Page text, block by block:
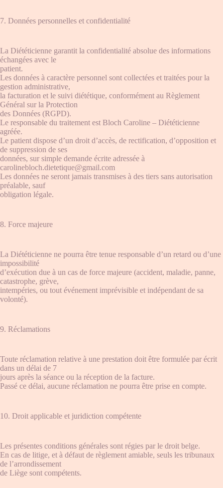
7. Données personnelles et confidentialité
La Diététicienne garantit la confidentialité absolue des informations
échangées avec le
patient.
Les données à caractère personnel sont collectées et traitées pour la
gestion administrative,
la facturation et le suivi diététique, conformément au Règlement
Général sur la Protection
des Données (RGPD).
Le responsable du traitement est Bloch Caroline – Diététicienne
agréée.
Le patient dispose d’un droit d’accès, de rectification, d’opposition et
de suppression de ses
données, sur simple demande écrite adressée à
carolinebloch.dietetique@gmail.com
Les données ne seront jamais transmises à des tiers sans autorisation
préalable, sauf
obligation légale.
8. Force majeure
La Diététicienne ne pourra être tenue responsable d’un retard ou d’une
impossibilité
d’exécution due à un cas de force majeure (accident, maladie, panne,
catastrophe, grève,
intempéries, ou tout événement imprévisible et indépendant de sa
volonté).
9. Réclamations
Toute réclamation relative à une prestation doit être formulée par écrit
dans un délai de 7
jours après la séance ou la réception de la facture.
Passé ce délai, aucune réclamation ne pourra être prise en compte.
10. Droit applicable et juridiction compétente
Les présentes conditions générales sont régies par le droit belge.
En cas de litige, et à défaut de règlement amiable, seuls les tribunaux
de l’arrondissement
de Liège sont compétents.